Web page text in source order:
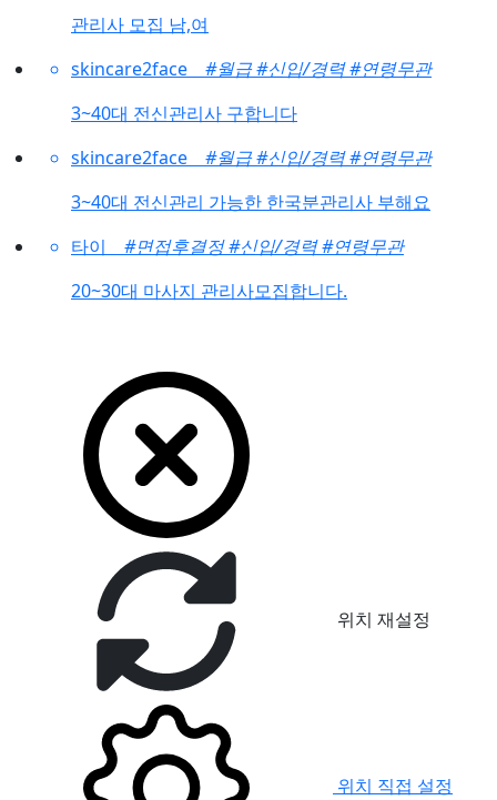
관리사 모집 남,여
skincare2face
#월급#신입/경력#연령무관
3~40대 전신관리사 구합니다
skincare2face
#월급#신입/경력#연령무관
3~40대 전신관리 가능한 한국분관리사 부해요
타이
#면접후결정#신입/경력#연령무관
20~30대 마사지 관리사모집합니다.
위치 재설정
위치 직접 설정